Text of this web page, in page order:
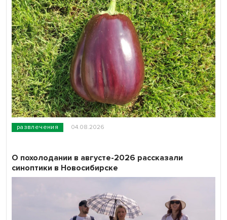
развлечения 04.08.2026
О похолодании в августе-2026 рассказали
синоптики в Новосибирске